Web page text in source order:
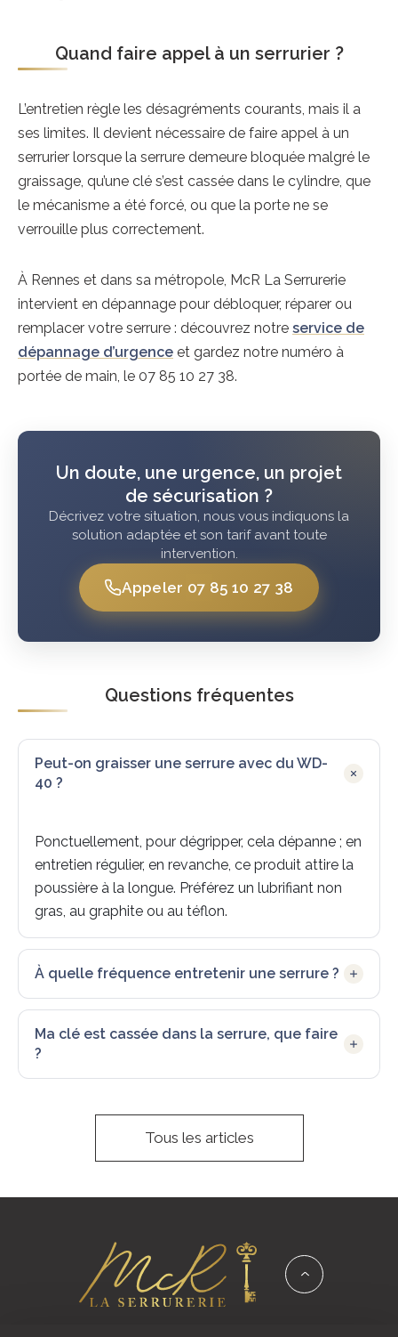
Quand faire appel à un serrurier ?
L’entretien règle les désagréments courants, mais il a
ses limites. Il devient nécessaire de faire appel à un
serrurier lorsque la serrure demeure bloquée malgré le
graissage, qu’une clé s’est cassée dans le cylindre, que
le mécanisme a été forcé, ou que la porte ne se
verrouille plus correctement.
À Rennes et dans sa métropole, McR La Serrurerie
intervient en dépannage pour débloquer, réparer ou
remplacer votre serrure : découvrez notre service de
dépannage d’urgence et gardez notre numéro à
portée de main, le 07 85 10 27 38.
Un doute, une urgence, un projet
de sécurisation ?
Décrivez votre situation, nous vous indiquons la
solution adaptée et son tarif avant toute
intervention.
Appeler 07 85 10 27 38
Questions fréquentes
Peut-on graisser une serrure avec du WD-
40 ?
Ponctuellement, pour dégripper, cela dépanne ; en
entretien régulier, en revanche, ce produit attire la
poussière à la longue. Préférez un lubrifiant non
gras, au graphite ou au téflon.
À quelle fréquence entretenir une serrure ?
Ma clé est cassée dans la serrure, que faire
?
Tous les articles